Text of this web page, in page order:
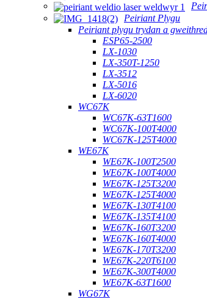
Peiriant Plygu
Peiriant plygu trydan a
ESP65-2500
LX-1030
LX-350T-1250
LX-3512
LX-5016
LX-6020
WC67K
WC67K-63T1600
WC67K-100T4000
WC67K-125T4000
WE67K
WE67K-100T2500
WE67K-100T4000
WE67K-125T3200
WE67K-125T4000
WE67K-130T4100
WE67K-135T4100
WE67K-160T3200
WE67K-160T4000
WE67K-170T3200
WE67K-220T6100
WE67K-300T4000
WE67K-63T1600
WG67K